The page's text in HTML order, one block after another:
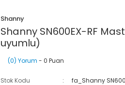
Shanny
Shanny SN600EX-RF
uyumlu)
(0) Yorum - 0 Puan
Stok Kodu
fa_Shanny